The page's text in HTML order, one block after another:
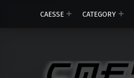
CAESSE
CATEGORY